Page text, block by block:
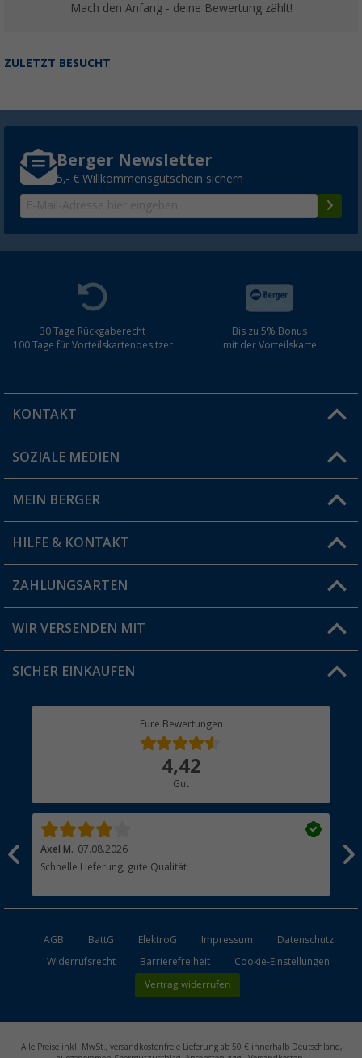
Mach den Anfang - deine Bewertung zählt!
ZULETZT BESUCHT
Berger Newsletter
5,- € Willkommensgutschein sichern
30 Tage Rückgaberecht
100 Tage für Vorteilskartenbesitzer
Bis zu 5% Bonus
mit der Vorteilskarte
KONTAKT
Du hast eine Frage?
Filiale finden
SOZIALE MEDIEN
MEIN BERGER
Vorteilskarte
Blog
Jobs & Karriere
HILFE & KONTAKT
FAQ & Kontakt
Versandinformationen
Rücksendung
ZAHLUNGSARTEN
WIR VERSENDEN MIT
SICHER EINKAUFEN
Eure Bewertungen
4,42
Gut
Axel M. 07.08.2026
Schnelle Lieferung, gute Qualität
AGB BattG ElektroG Impressum
Datenschutz
Widerrufsrecht
Barrierefreiheit Cookie-Einstellungen
Vertrag widerrufen
Alle Preise inkl. MwSt., versandkostenfreie Lieferung ab 50 € innerhalb Deutschland,